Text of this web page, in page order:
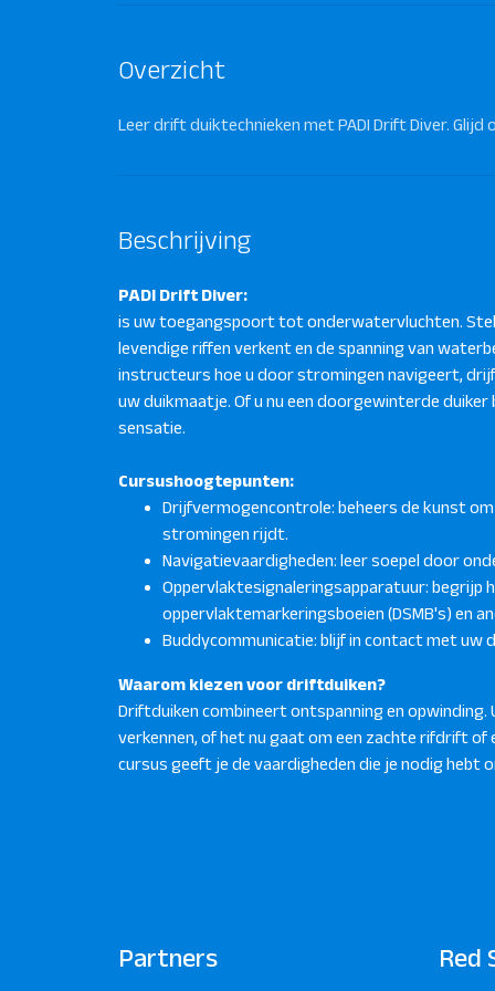
Overzicht
Leer drift duiktechnieken met PADI Drift Diver. Glijd
Beschrijving
PADI Drift Diver:
is uw toegangspoort tot onderwatervluchten.
levendige riffen verkent en de spanning van
instructeurs hoe u door stromingen navigeert,
uw duikmaatje. Of u nu een doorgewinterde
sensatie.
Cursushoogtepunten:
Drijfvermogencontrole: beheers de kunst
stromingen rijdt.
Navigatievaardigheden: leer soepel door
Oppervlaktesignaleringsapparatuur: begrijp
oppervlaktemarkeringsboeien (DSMB's) en
Buddycommunicatie: blijf in contact met uw
Waarom kiezen voor driftduiken?
Driftduiken combineert ontspanning en
verkennen, of het nu gaat om een ​​zachte rifdrift of
cursus geeft je de vaardigheden die je nodig
Partners Red